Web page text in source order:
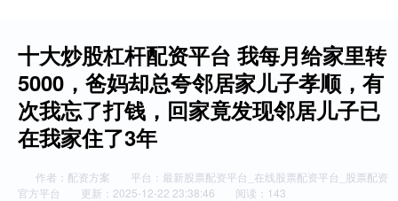
十大炒股杠杆配资平台 我每月给家里转
5000，爸妈却总夸邻居家儿子孝顺，有
次我忘了打钱，回家竟发现邻居儿子已
在我家住了3年
作者：配资方案
平台：最新股票配资平台_在线股票配资平台_股票配资
官方平台
更新：2025-12-22 23:38:46 阅读：143